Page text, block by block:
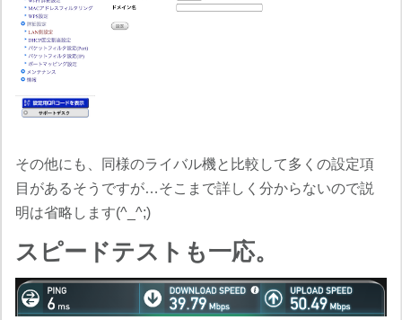
その他にも、同様のライバル機と比較して多くの設定項
目があるそうですが…そこまで詳しく分からないので説
明は省略します(^_^;)
スピードテストも一応。